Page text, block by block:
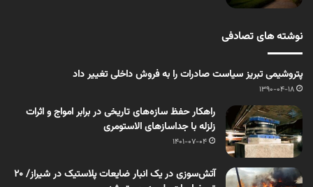
نوشته های تصادفی
پتروشیمی تبریز سیاست صادرات را به فروش داخلی تغییر داد
1390-04-18
راهکار حفظ سازه‌های تاریخی در برابر امواج و اثرات
زلزله با جداسازهای الاستومری
1401-07-04
آتش‌سوزی در یک انبار ضایعات پلاستیک در شیراز/ ۲۰